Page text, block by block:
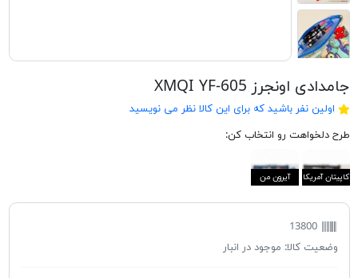
جامدادی اونجرز XMQI YF-605
اولین نفر باشید که برای این کالا نظر می نویسید
طرح دلخواهت رو انتخاب کن:
کاپیتان آمریکا آیرون من
13800
وضعیت کالا: موجود در انبار